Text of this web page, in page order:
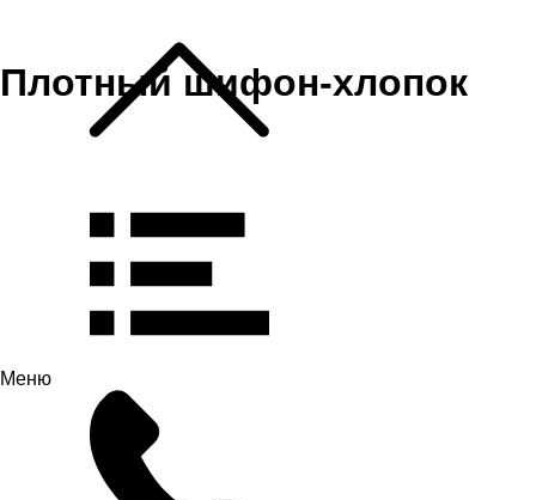
Меню
Плотный шифон-хлопок